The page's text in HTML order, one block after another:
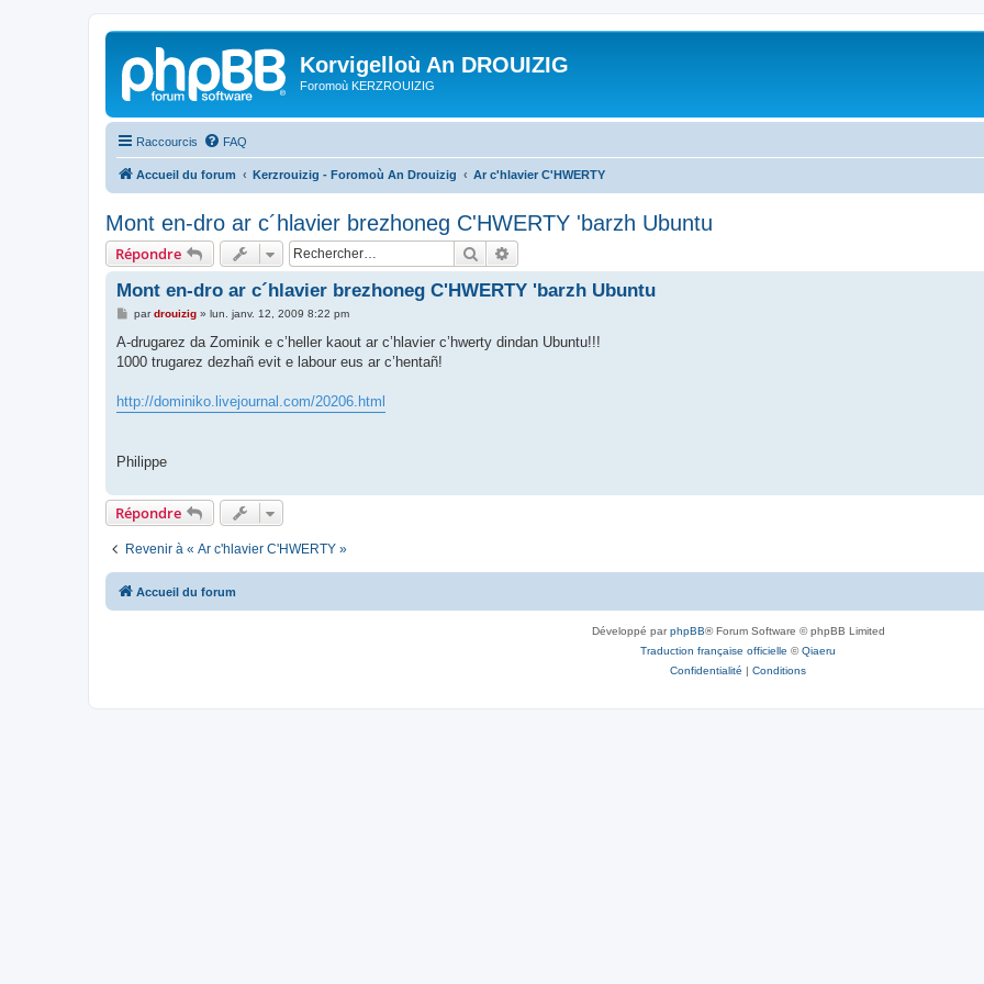
Korvigelloù An DROUIZIG
Foromoù KERZROUIZIG
Raccourcis FAQ
Accueil du forum Kerzrouizig - Foromoù An Drouizig Ar c'hlavier C'HWERTY
Mont en-dro ar c´hlavier brezhoneg C'HWERTY 'barzh Ubuntu
Répondre Rechercher
Mont en-dro ar c´hlavier brezhoneg C'HWERTY 'barzh Ubuntu
M
s
a
pardrouizig» lun. janv. 12, 2009 8:22 pm
A-drugarez da Zominik e c’heller kaout ar c’hlavier c’hwerty dindan Ubuntu!!!
1000 trugarez dezhañ evit e labour eus ar c’hentañ!
http://dominiko.livejournal.com/20206.html
Philippe
Répondre
Revenir à « Ar c'hlavier C'HWERTY »
Accueil du forum
Développé parphpBB® Forum Software © phpBB Limited
Traduction française officielle ©Qiaeru
Confidentialité | Conditions